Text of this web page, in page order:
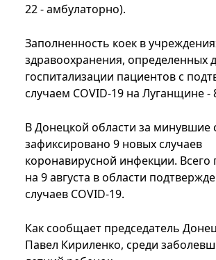
22 - амбулаторно).
Заполненность коек в
здравоохранения, определенных
госпитализации пациентов с
случаем COVID-19 на Луганщине -
В Донецкой области за минувшие
зафиксировано 9 новых случаев
коронавирусной инфекции. Всего
на 9 августа в области
случаев COVID-19.
Как сообщает председатель
Павел Кириленко, среди